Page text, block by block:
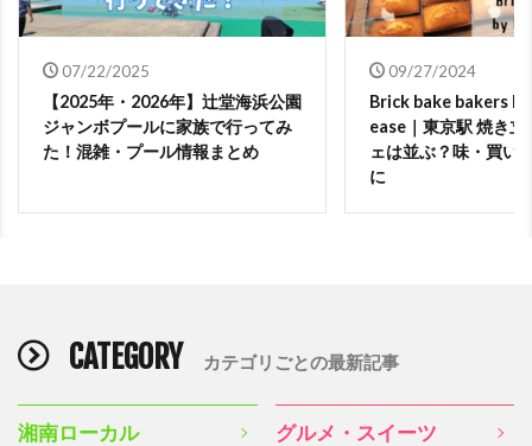
07/22/2025
【2025年・2026年】辻堂海浜公園
ジャンボプールに家族で行ってみ
た！混雑・プール情報まとめ
09/27/2024
Brick bake bakers
ease｜東京駅 焼き立
ェは並ぶ？味・買い
に
CATEGORY カテゴリごとの最新記事
湘南ローカル グルメ・スイーツ